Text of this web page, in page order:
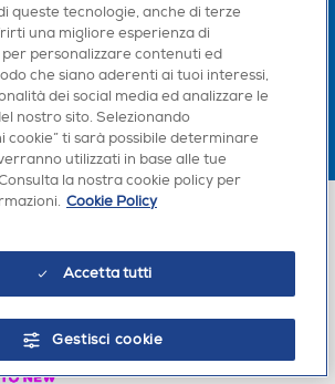
app
legale Via Montefeltro, 6/a 20156 Milano
queste tecnologie, anche di terze
una migliore esperienza di
per personalizzare contenuti ed
che siano aderenti ai tuoi interessi,
dei social media ed analizzare le
nostro sito. Selezionando
cookie” ti sarà possibile determinare
utilizzati in base alle tue
la nostra cookie policy per
Cookie Policy
Accetta tutti
Gestisci cookie